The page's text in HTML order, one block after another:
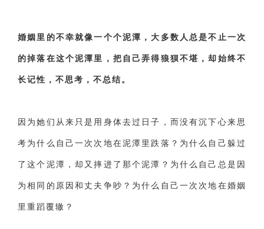
婚姻里的不幸就像一个个泥潭，大多数人总是不止一次
的掉落在这个泥潭里，把自己弄得狼狈不堪，却始终不
长记性，不思考，不总结。
因为她们从来只是用身体去过日子，而没有沉下心来思
考为什么自己一次次地在泥潭里跌落？为什么自己躲过
了这个泥潭，却又摔进了那个泥潭？为什么自己总是因
为相同的原因和丈夫争吵？为什么自己一次次地在婚姻
里重蹈覆辙？